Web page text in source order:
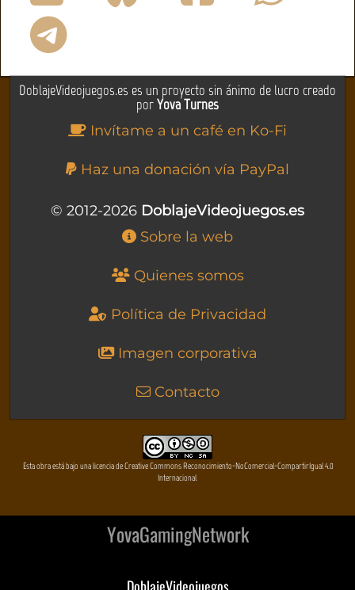
DoblajeVideojuegos.es es un proyecto sin ánimo de lucro creado
porYova Turnes
Invítame a un café en Ko-Fi
Haz una donación vía PayPal
© 2012-2026 DoblajeVideojuegos.es
Sobre la web
Quienes somos
Política de Privacidad
Imagen corporativa
Contacto
Esta obra está bajo una licencia de Creative Commons Reconocimiento-NoComercial-CompartirIgual 4.0
Internacional
YovaGamingNetwork